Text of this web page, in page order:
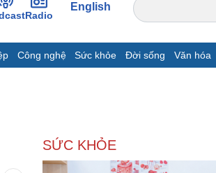
Radio
English
Công nghệ Sức khỏe Đời sống Văn hóa
Giá cà phê
SỨC KHỎE